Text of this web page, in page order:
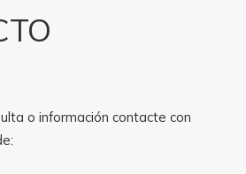
o información contacte con